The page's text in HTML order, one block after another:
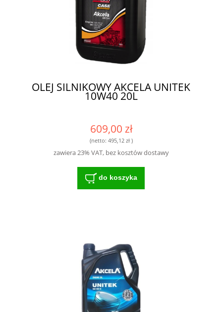
OLEJ SILNIKOWY AKCELA UNITEK
10W40 20L
609,00 zł
(netto: 495,12 zł)
zawiera 23% VAT, bez kosztów dostawy
do koszyka